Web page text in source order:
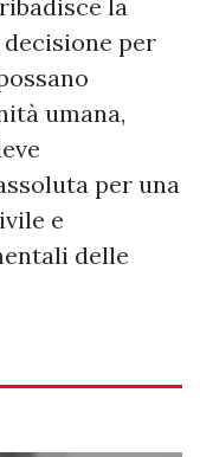
la
per
umana,
per una
e
delle